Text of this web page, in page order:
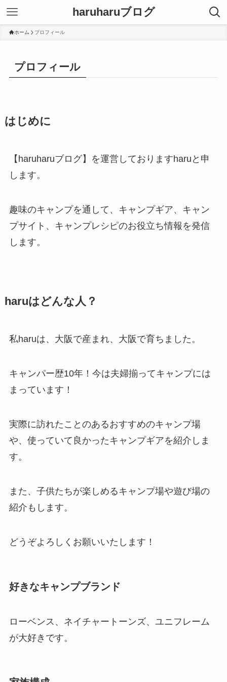
haruharuブログ
ホーム プロフィール
プロフィール
はじめに
【haruharuブログ】を運営しておりますharuと申
します。
趣味のキャンプを通して、キャンプギア、キャン
プサイト、キャンプレシピのお役立ち情報を発信
します。
haruはどんな人？
私haruは、大阪で産まれ、大阪で育ちました。
キャンパー歴10年！今は夫婦揃ってキャンプには
まっています！
実際に訪れたことのあるおすすめのキャンプ場
や、使っていて良かったキャンプギアを紹介しま
す。
また、子供たちが楽しめるキャンプ場や遊び場の
紹介もします。
どうぞよろしくお願いいたします！
好きなキャンプブランド
ローベンス、ネイチャートーンズ、ユニフレーム
が大好きです。